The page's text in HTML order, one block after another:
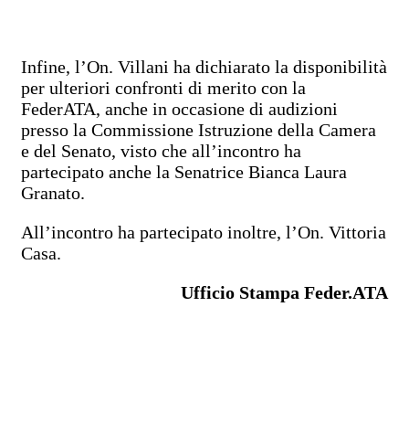
Infine, l’On. Villani ha dichiarato la disponibilità
per ulteriori confronti di merito con la
FederATA, anche in occasione di audizioni
presso la Commissione Istruzione della Camera
e del Senato, visto che all’incontro ha
partecipato anche la Senatrice Bianca Laura
Granato.
All’incontro ha partecipato inoltre, l’On. Vittoria
Casa.
Ufficio Stampa Feder.ATA